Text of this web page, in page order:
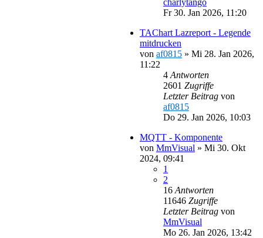
Fr 30. Jan 2026, 11:20
TAChart Lazreport - Legende
mitdrucken
von af0815 » Mi 28. Jan 2026,
11:22
4 Antworten
2601 Zugriffe
Letzter Beitrag von
af0815
Do 29. Jan 2026, 10:03
MQTT - Komponente
von MmVisual » Mi 30. Okt
2024, 09:41
1
2
16 Antworten
11646 Zugriffe
Letzter Beitrag von
MmVisual
Mo 26. Jan 2026, 13:42